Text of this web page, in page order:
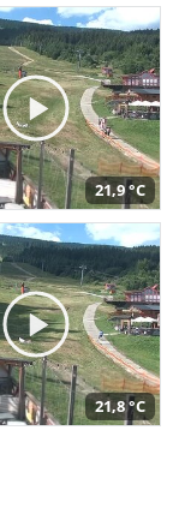
21,9 °C
21,8 °C